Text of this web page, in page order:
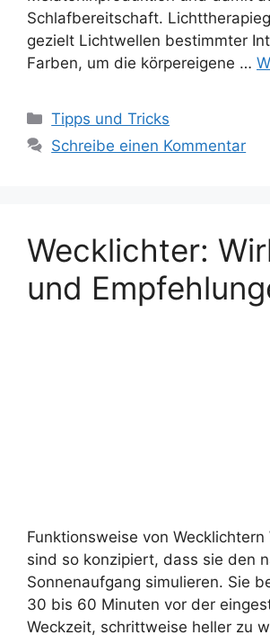
Schlafbereitschaft.
gezielt Lichtwellen bestimmter
Farben, um die körpereigene …
Kategorien
Tipps und Tricks
Schreibe einen Kommentar
Wecklichter:
und
Funktionsweise von Wecklichtern
sind so konzipiert, dass sie den
Sonnenaufgang simulieren. Sie
30 bis 60 Minuten vor der
Weckzeit, schrittweise heller zu